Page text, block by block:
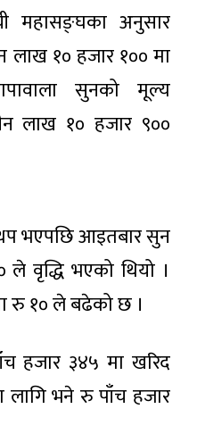
महासङ्घका अनुसार
लाख १० हजार १०० मा
सुनको मूल्य
लाख १० हजार ९००
भएपछि आइतबार सुन
वृद्धि भएको थियो ।
रु १० ले बढेको छ ।
हजार ३४५ मा खरिद
लागि भने रु पाँच हजार